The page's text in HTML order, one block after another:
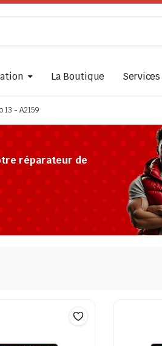
La Boutique
13 - A2159
réparateur de